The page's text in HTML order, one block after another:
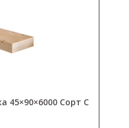
45×90×6000 Сорт С